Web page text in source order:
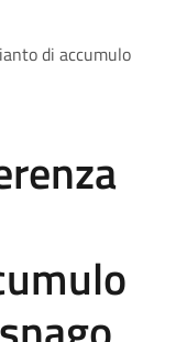
di accumulo